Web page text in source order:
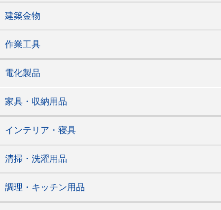
建築金物
作業工具
電化製品
家具・収納用品
インテリア・寝具
清掃・洗濯用品
調理・キッチン用品